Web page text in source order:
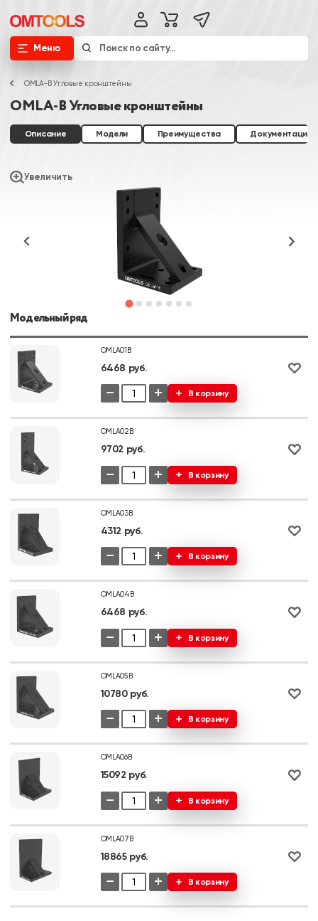
Меню
OMLA-B Угловые кронштейны
OMLA-B Угловые кронштейны
Описание Модели Преимущества Документация
Увеличить
Модельный ряд
OMLA01B
6468 руб.
− + В корзину
OMLA02B
9702 руб.
− + В корзину
OMLA03B
4312 руб.
− + В корзину
OMLA04B
6468 руб.
− + В корзину
OMLA05B
10780 руб.
− + В корзину
OMLA06B
15092 руб.
− + В корзину
OMLA07B
18865 руб.
− + В корзину